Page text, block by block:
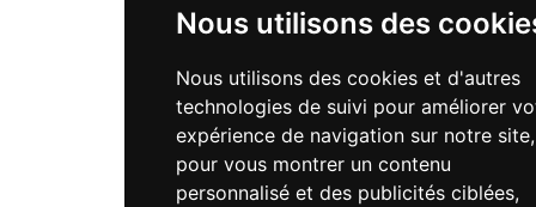
Nous utilisons des
Nous utilisons des cookies et d'autres
technologies de suivi pour améliorer
expérience de navigation sur notre site,
pour vous montrer un contenu
personnalisé et des publicités ciblées,